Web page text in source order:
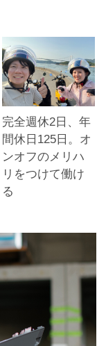
完全週休2日、年
間休日125日。オ
ンオフのメリハ
リをつけて働け
る